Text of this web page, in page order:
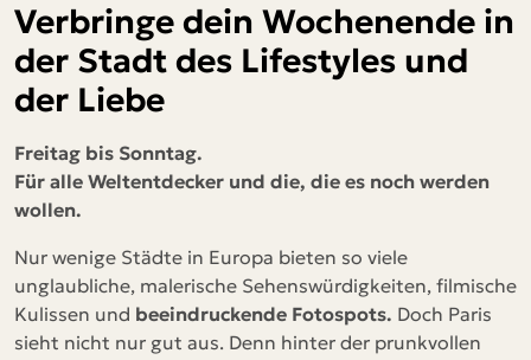
Verbringe dein Wochenende in
der Stadt des Lifestyles und
der Liebe
Freitag bis Sonntag.
Für alle Weltentdecker und die, die es noch werden
wollen.
Nur wenige Städte in Europa bieten so viele
unglaubliche, malerische Sehenswürdigkeiten, filmische
Kulissen und beeindruckende Fotospots. Doch Paris
sieht nicht nur gut aus. Denn hinter der prunkvollen